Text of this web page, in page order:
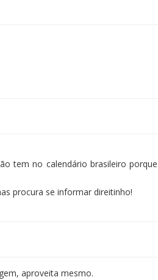
tem no calendário brasileiro porque
procura se informar direitinho!
aproveita mesmo.